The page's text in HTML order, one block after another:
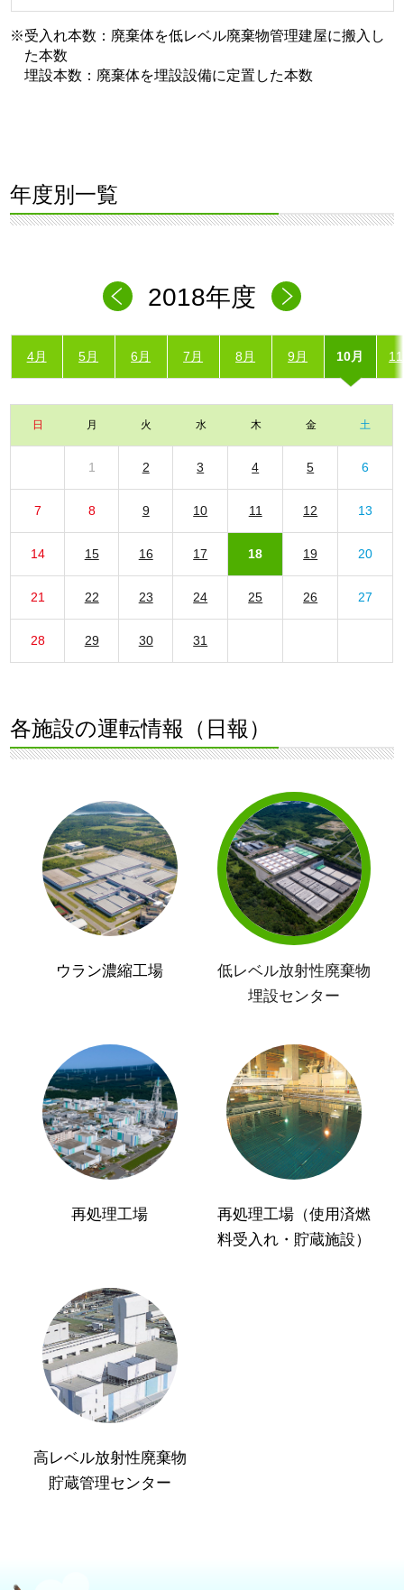
※受入れ本数：廃棄体を低レベル廃棄物管理建屋に搬入し
た本数
埋設本数：廃棄体を埋設設備に定置した本数
年度別一覧
2018年度
4月 5月 6月 7月 8月 9月 10月
日 月 火 水 木 金 土
1 2 3 4 5 6
7 8 9 10 11 12 13
14 15 16 17 18 19 20
21 22 23 24 25 26 27
28 29 30 31
各施設の運転情報（日報）
ウラン濃縮工場
低レベル放射性廃棄物
埋設センター
再処理工場
再処理工場（使用済燃
料受入れ・貯蔵施設）
高レベル放射性廃棄物
貯蔵管理センター